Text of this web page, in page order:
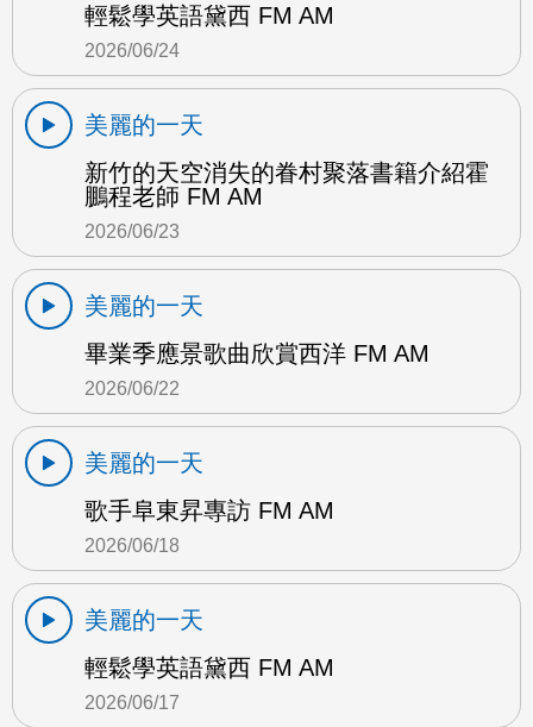
輕鬆學英語黛西 FM AM
2026/06/24
美麗的一天
新竹的天空消失的眷村聚落書籍介紹霍
鵬程老師 FM AM
2026/06/23
美麗的一天
畢業季應景歌曲欣賞西洋 FM AM
2026/06/22
美麗的一天
歌手阜東昇專訪 FM AM
2026/06/18
美麗的一天
輕鬆學英語黛西 FM AM
2026/06/17